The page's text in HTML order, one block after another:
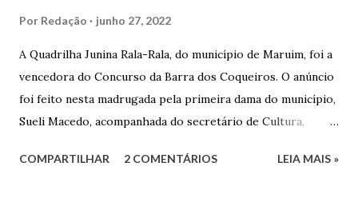
Por Redação junho 27, 2022
A Quadrilha Junina Rala-Rala, do município de Maruim, foi a
vencedora do Concurso da Barra dos Coqueiros. O anúncio
foi feito nesta madrugada pela primeira dama do município,
Sueli Macedo, acompanhada do secretário de Cultura,
Roberto Fernandes dos Santos Júnior, e na presença dos
COMPARTILHAR 2 COMENTÁRIOS LEIA MAIS »